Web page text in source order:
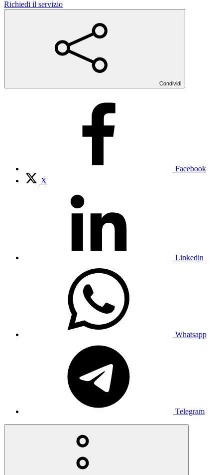
Richiedi il servizio
Condividi
Facebook
X
Linkedin
Whatsapp
Telegram